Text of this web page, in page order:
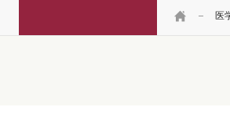
HOME 医